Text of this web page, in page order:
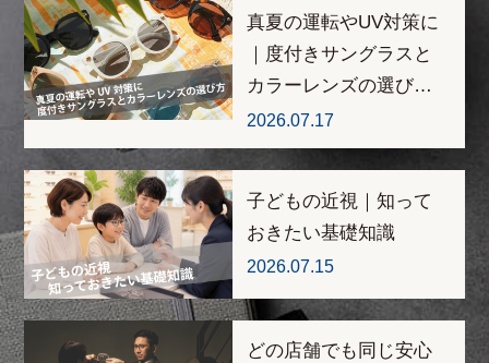
真夏の運転やUV対策に
｜度付きサングラスと
カラーレンズの選び…
2026.07.17
子どもの近視｜知って
おきたい基礎知識
2026.07.15
どの店舗でも同じ安心